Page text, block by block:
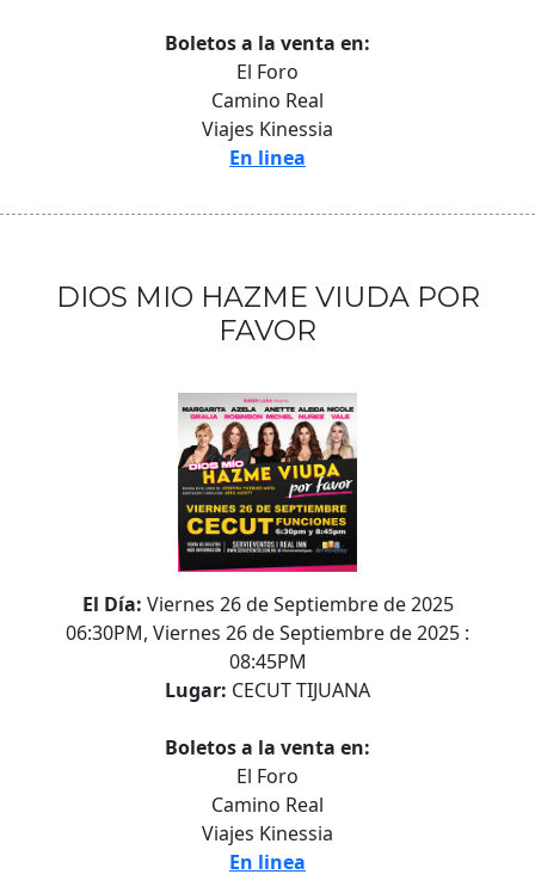
Boletos a la venta en:
El Foro
Camino Real
Viajes Kinessia
En linea
DIOS MIO HAZME VIUDA POR
FAVOR
El Día: Viernes 26 de Septiembre de 2025
06:30PM, Viernes 26 de Septiembre de 2025 :
08:45PM
Lugar: CECUT TIJUANA
Boletos a la venta en:
El Foro
Camino Real
Viajes Kinessia
En linea